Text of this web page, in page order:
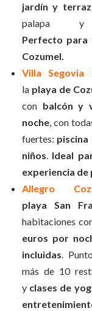
jardín y
palapa y
Perfecto para
Cozumel.
Villa Segovia
la playa de
con balcón y
noche, con
fuertes:
niños. Ideal
experiencia de
Allegro
playa San
habitaciones
euros por
incluidas.
más de 10
y clases de